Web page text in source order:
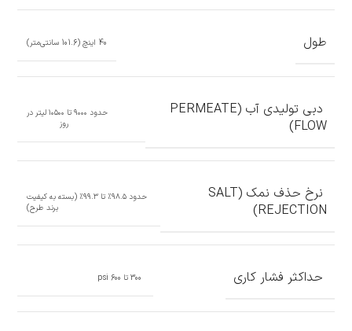
طول 40 اینچ (101.6 سانتی‌متر)
دبی تولیدی آب (PERMEATE
FLOW)
حدود ۹۰۰۰ تا ۱۰۵۰۰ لیتر در
روز
نرخ حذف نمک (SALT
REJECTION)
حدود ۹۸.۵٪ تا ۹۹.۳٪ (بسته به کیفیت
برند طرح)
حداکثر فشار کاری